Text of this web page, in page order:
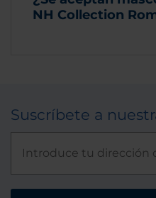
NH Collection
Suscríbete a